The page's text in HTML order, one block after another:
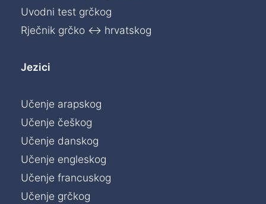
Uvodni test grčkog
Rječnik grčko ↔ hrvatskog
Jezici
Učenje arapskog
Učenje češkog
Učenje danskog
Učenje engleskog
Učenje francuskog
Učenje grčkog